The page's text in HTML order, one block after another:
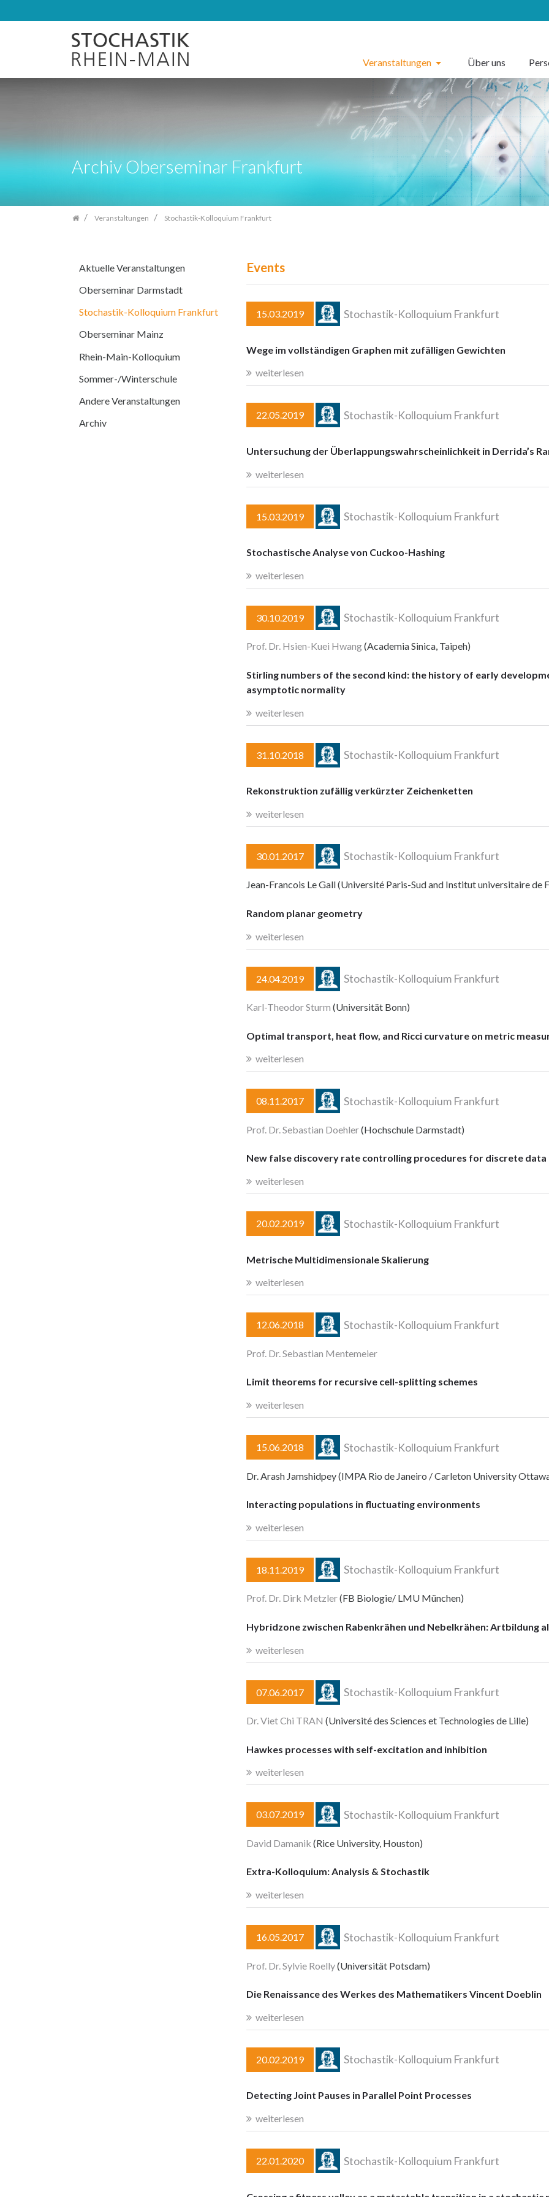
Inhalt
Veranstaltungen Über uns
Archiv Oberseminar Frankfurt
Veranstaltungen Stochastik-Kolloquium Frankfurt
Aktuelle Veranstaltungen
Oberseminar Darmstadt
Stochastik-Kolloquium Frankfurt
Oberseminar Mainz
Rhein-Main-Kolloquium
Sommer-/Winterschule
Andere Veranstaltungen
Archiv
Events
15.03.2019 Stochastik-Kolloquium Frankfurt
Wege im vollständigen Graphen mit zufälligen Gewichten
weiterlesen
22.05.2019 Stochastik-Kolloquium Frankfurt
Untersuchung der Überlappungswahrscheinlichkeit in Derrida’s
weiterlesen
15.03.2019 Stochastik-Kolloquium Frankfurt
Stochastische Analyse von Cuckoo-Hashing
weiterlesen
30.10.2019 Stochastik-Kolloquium Frankfurt
Prof. Dr. Hsien-Kuei Hwang(Academia Sinica, Taipeh)
Stirling numbers of the second kind: the history of early
asymptotic normality
weiterlesen
31.10.2018 Stochastik-Kolloquium Frankfurt
Rekonstruktion zufällig verkürzter Zeichenketten
weiterlesen
30.01.2017 Stochastik-Kolloquium Frankfurt
Jean-Francois Le Gall (Université Paris-Sud and Institut universitaire de
Random planar geometry
weiterlesen
24.04.2019 Stochastik-Kolloquium Frankfurt
Karl-Theodor Sturm (Universität Bonn)
Optimal transport, heat flow, and Ricci curvature on metric
weiterlesen
08.11.2017 Stochastik-Kolloquium Frankfurt
Prof. Dr. Sebastian Doehler(Hochschule Darmstadt)
New false discovery rate controlling procedures for discrete data
weiterlesen
20.02.2019 Stochastik-Kolloquium Frankfurt
Metrische Multidimensionale Skalierung
weiterlesen
12.06.2018 Stochastik-Kolloquium Frankfurt
Prof. Dr. Sebastian Mentemeier
Limit theorems for recursive cell-splitting schemes
weiterlesen
15.06.2018 Stochastik-Kolloquium Frankfurt
Dr. Arash Jamshidpey (IMPA Rio de Janeiro / Carleton University
Interacting populations in fluctuating environments
weiterlesen
18.11.2019 Stochastik-Kolloquium Frankfurt
Prof. Dr. Dirk Metzler(FB Biologie/ LMU München)
Hybridzone zwischen Rabenkrähen und Nebelkrähen: Artbildung
weiterlesen
07.06.2017 Stochastik-Kolloquium Frankfurt
Dr. Viet Chi TRAN (Université des Sciences et Technologies de Lille)
Hawkes processes with self-excitation and inhibition
weiterlesen
03.07.2019 Stochastik-Kolloquium Frankfurt
David Damanik (Rice University, Houston)
Extra-Kolloquium: Analysis & Stochastik
weiterlesen
16.05.2017 Stochastik-Kolloquium Frankfurt
Prof. Dr. Sylvie Roelly(Universität Potsdam)
Die Renaissance des Werkes des Mathematikers Vincent Doeblin
weiterlesen
20.02.2019 Stochastik-Kolloquium Frankfurt
Detecting Joint Pauses in Parallel Point Processes
weiterlesen
22.01.2020 Stochastik-Kolloquium Frankfurt